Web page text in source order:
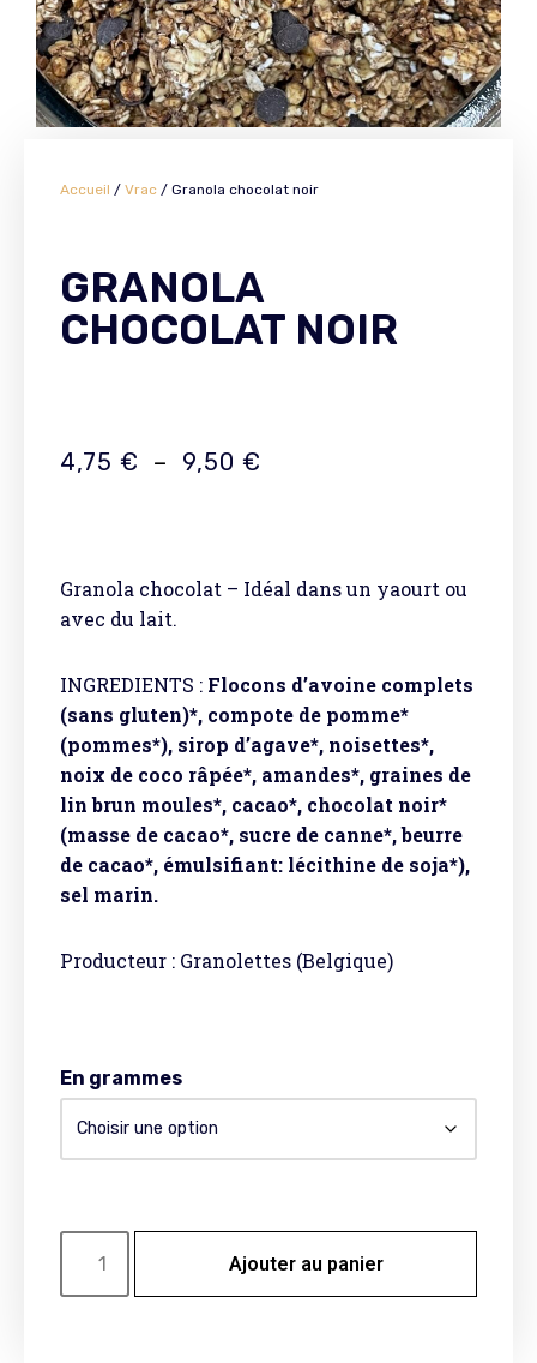
Accueil / Vrac / Granola chocolat noir
GRANOLA
CHOCOLAT NOIR
4,75 € – 9,50 €
Granola chocolat – Idéal dans un yaourt ou
avec du lait.
INGREDIENTS : Flocons d’avoine complets
(sans gluten)*, compote de pomme*
(pommes*), sirop d’agave*, noisettes*,
noix de coco râpée*, amandes*, graines de
lin brun moules*, cacao*, chocolat noir*
(masse de cacao*, sucre de canne*, beurre
de cacao*, émulsifiant: lécithine de soja*),
sel marin.
Producteur : Granolettes (Belgique)
En grammes
Ajouter au panier